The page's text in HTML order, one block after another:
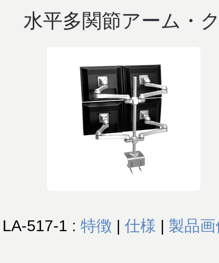
水平多関節アーム・
LA-517-1 : 特徴 | 仕様 | 製品画